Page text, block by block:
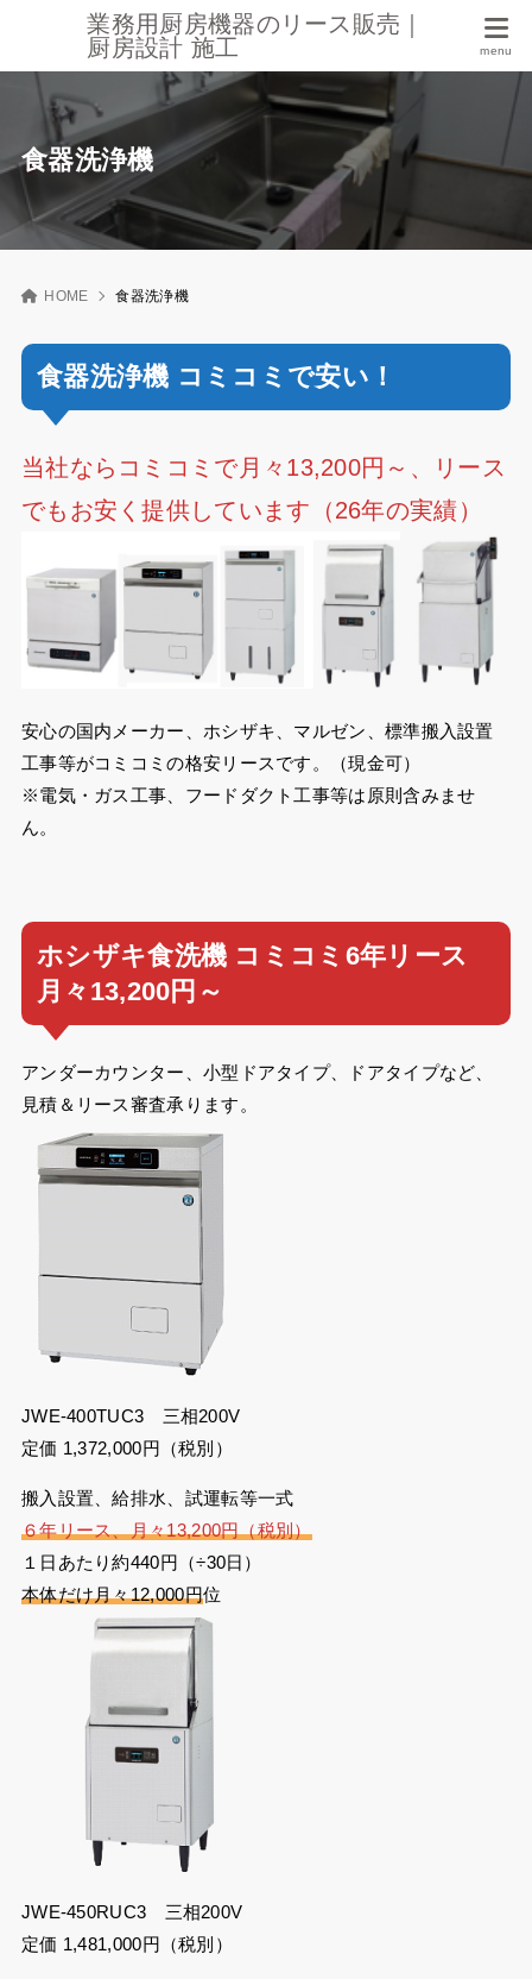
業務用厨房機器のリース販売｜
厨房設計 施工
食器洗浄機
HOME 食器洗浄機
食器洗浄機 コミコミで安い！
当社ならコミコミで月々13,200円～、リース
でもお安く提供しています（26年の実績）
安心の国内メーカー、ホシザキ、マルゼン、標準搬入設置
工事等がコミコミの格安リースです。（現金可）
※電気・ガス工事、フードダクト工事等は原則含みませ
ん。
ホシザキ食洗機 コミコミ6年リース
月々13,200円～
アンダーカウンター、小型ドアタイプ、ドアタイプなど、
見積＆リース審査承ります。
JWE-400TUC3 三相200V
定価 1,372,000円（税別）
搬入設置、給排水、試運転等一式
６年リース、月々13,200円（税別）
１日あたり約440円（÷30日）
本体だけ月々12,000円位
JWE-450RUC3 三相200V
定価 1,481,000円（税別）